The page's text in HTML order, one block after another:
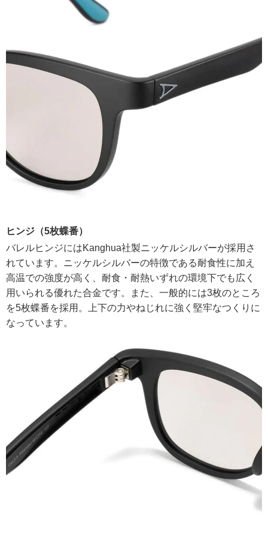
ヒンジ（5枚蝶番）
バレルヒンジにはKanghua社製ニッケルシルバーが採用さ
れています。ニッケルシルバーの特徴である耐食性に加え
高温での強度が高く、耐食・耐熱いずれの環境下でも広く
用いられる優れた合金です。また、一般的には3枚のところ
を5枚蝶番を採用。上下の力やねじれに強く堅牢なつくりに
なっています。